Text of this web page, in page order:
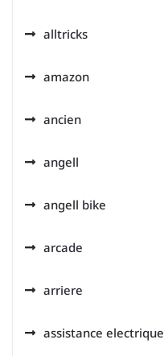
alltricks
amazon
ancien
angell
angell bike
arcade
arriere
assistance electrique